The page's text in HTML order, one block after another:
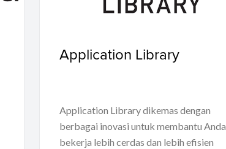
Application Library
Application Library dikemas dengan
berbagai inovasi untuk membantu Anda
bekerja lebih cerdas dan lebih efisien